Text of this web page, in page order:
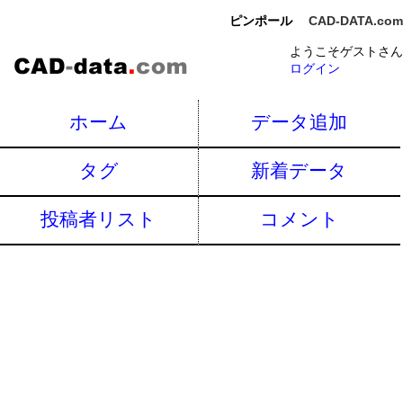
ピンポール CAD-DATA.com
ようこそゲストさん
ログイン
ホーム データ追加
タグ 新着データ
投稿者リスト コメント